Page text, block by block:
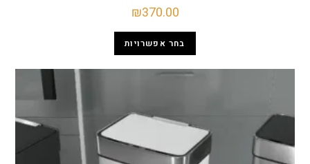
₪370.00
בחר אפשרויות